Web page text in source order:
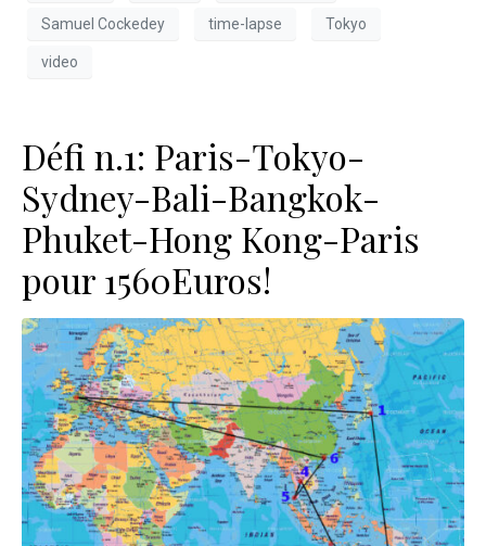
Samuel Cockedey time-lapse Tokyo
video
Défi n.1: Paris-Tokyo-
Sydney-Bali-Bangkok-
Phuket-Hong Kong-Paris
pour 1560Euros!